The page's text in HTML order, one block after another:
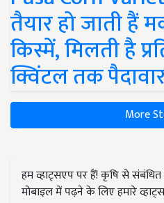
तैयार हो जाती हैं
किस्में, मिलती है
क्विंटल तक
More
हम व्हाट्सएप पर हैं! कृषि से
मोबाइल में पढ़ने के लिए हमारे